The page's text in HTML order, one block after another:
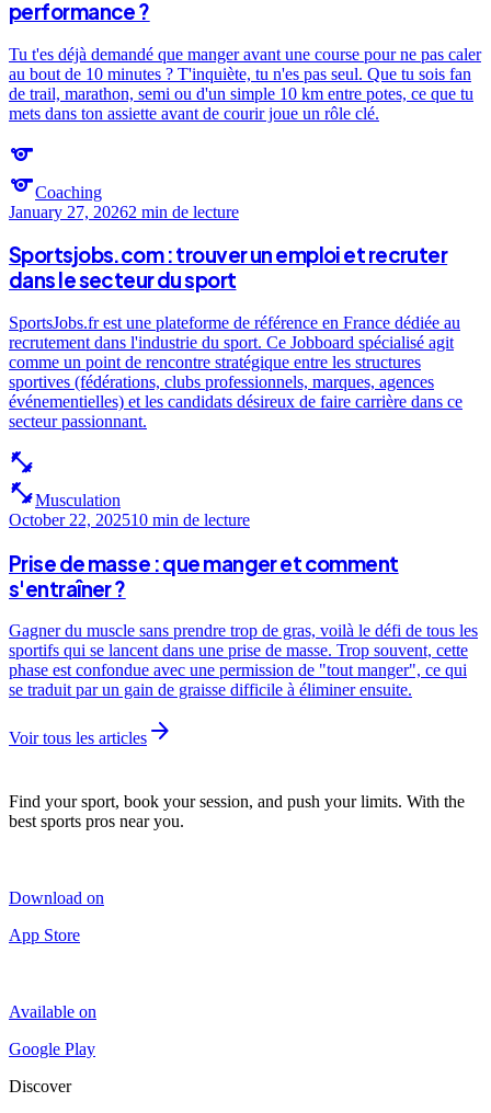
performance ?
Tu t'es déjà demandé que manger avant une course pour ne pas caler
au bout de 10 minutes ? T'inquiète, tu n'es pas seul. Que tu sois fan
de trail, marathon, semi ou d'un simple 10 km entre potes, ce que tu
mets dans ton assiette avant de courir joue un rôle clé.
sports
sportsCoaching
January 27, 20262 min de lecture
Sportsjobs.com : trouver un emploi et recruter
dans le secteur du sport
SportsJobs.fr est une plateforme de référence en France dédiée au
recrutement dans l'industrie du sport. Ce Jobboard spécialisé agit
comme un point de rencontre stratégique entre les structures
sportives (fédérations, clubs professionnels, marques, agences
événementielles) et les candidats désireux de faire carrière dans ce
secteur passionnant.
fitness_center
fitness_centerMusculation
October 22, 202510 min de lecture
Prise de masse : que manger et comment
s'entraîner ?
Gagner du muscle sans prendre trop de gras, voilà le défi de tous les
sportifs qui se lancent dans une prise de masse. Trop souvent, cette
phase est confondue avec une permission de "tout manger", ce qui
se traduit par un gain de graisse difficile à éliminer ensuite.
Voir tous les articles arrow_forward
Find your sport, book your session, and push your limits. With the
best sports pros near you.
Download on
App Store
Available on
Google Play
Discover